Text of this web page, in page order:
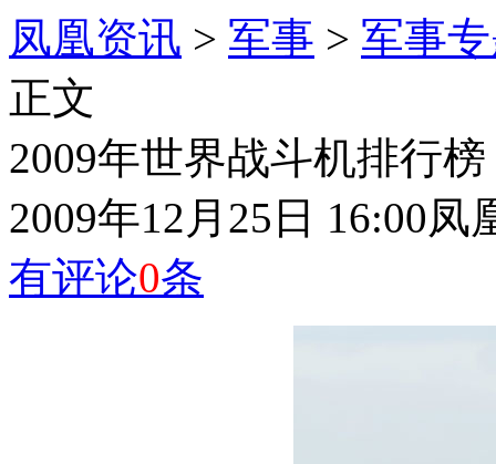
凤凰资讯 > 军事 > 军事
正文
2009年世界战斗机排行
2009年12月25日 16:00凤
有评论0条